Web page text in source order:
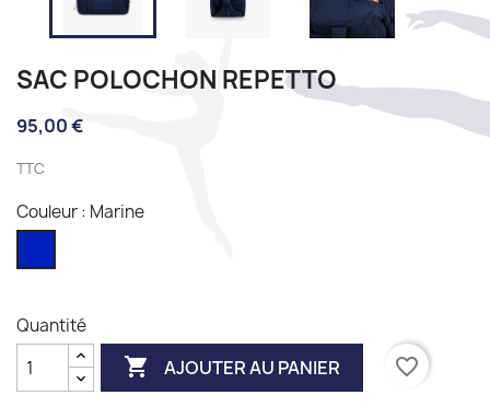
SAC POLOCHON REPETTO
95,00 €
TTC
Couleur : Marine
Quantité
 AJOUTER AU PANIER favorite_border